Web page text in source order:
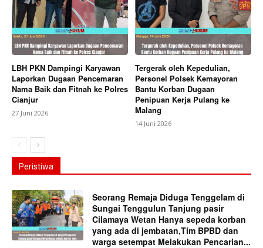
LBH PKN Dampingi Karyawan
Laporkan Dugaan Pencemaran
Nama Baik dan Fitnah ke Polres
Cianjur
27 Juni 2026
Tergerak oleh Kepedulian,
Personel Polsek Kemayoran
Bantu Korban Dugaan
Penipuan Kerja Pulang ke
Malang
14 Juni 2026
Peristiwa
Seorang Remaja Diduga Tenggelam di
Sungai Tenggulun Tanjung pasir
Cilamaya Wetan Hanya sepeda korban
yang ada di jembatan,Tim BPBD dan
warga setempat Melakukan Pencarian...